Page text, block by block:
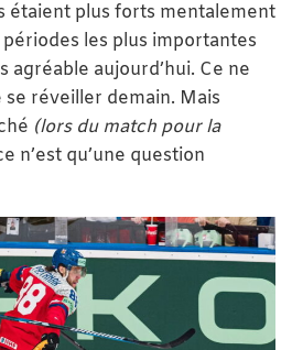
étaient plus forts mentalement
les plus importantes
agréable aujourd’hui. Ce ne
réveiller demain. Mais
(lors du match pour la
n’est qu’une question